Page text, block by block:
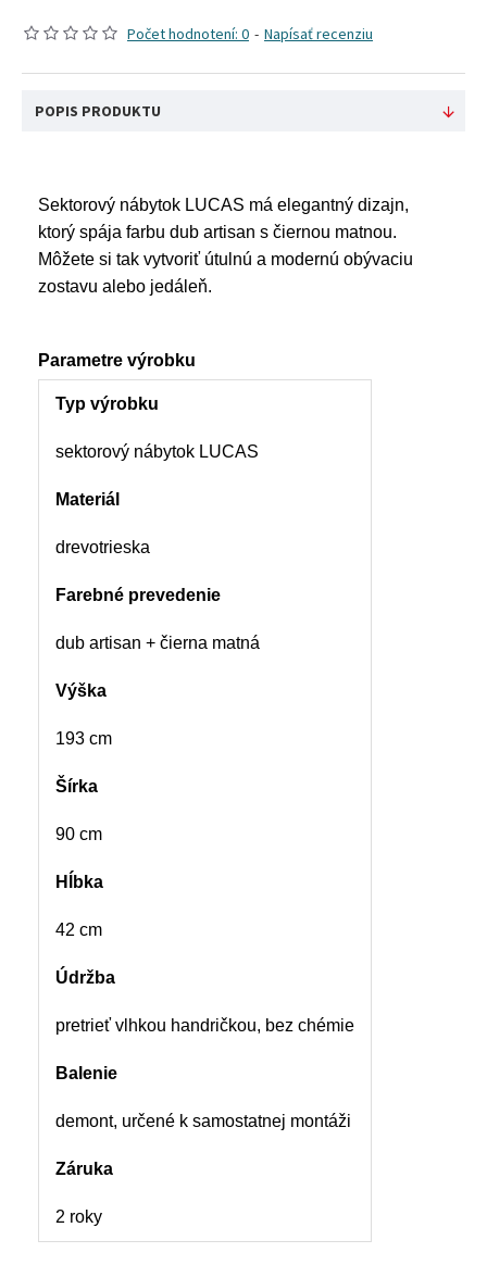
Počet hodnotení: 0 - Napísať recenziu
POPIS PRODUKTU
Sektorový nábytok LUCAS má elegantný dizajn,
ktorý spája farbu dub artisan s čiernou matnou.
Môžete si tak vytvoriť útulnú a modernú obývaciu
zostavu alebo jedáleň.
Parametre výrobku
Typ výrobku
sektorový nábytok LUCAS
Materiál
drevotrieska
Farebné prevedenie
dub artisan + čierna matná
Výška
193 cm
Šírka
90 cm
Hĺbka
42 cm
Údržba
pretrieť vlhkou handričkou, bez chémie
Balenie
demont, určené k samostatnej montáži
Záruka
2 roky